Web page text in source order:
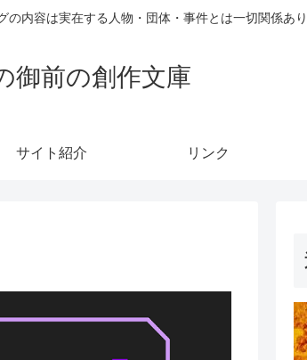
内容は実在する人物・団体・事件とは一切関係あり
御前の創作文庫
サイト紹介 リンク